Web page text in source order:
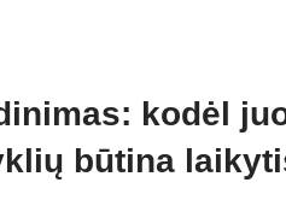
kodėl
būtina